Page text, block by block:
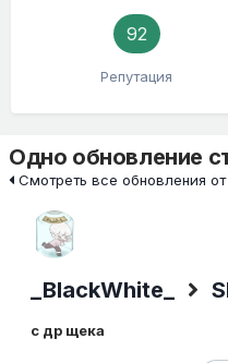
92
Репутация
Одно обновление
Смотреть все обновления от
_BlackWhite_
с др щека